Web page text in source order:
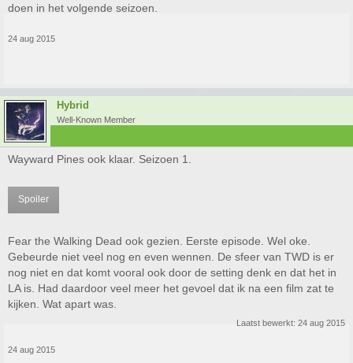
doen in het volgende seizoen.
24 aug 2015
Hybrid
Well-Known Member
Wayward Pines ook klaar. Seizoen 1.
Spoiler
Fear the Walking Dead ook gezien. Eerste episode. Wel oke.
Gebeurde niet veel nog en even wennen. De sfeer van TWD is er
nog niet en dat komt vooral ook door de setting denk en dat het in
LA is. Had daardoor veel meer het gevoel dat ik na een film zat te
kijken. Wat apart was.
Laatst bewerkt: 24 aug 2015
24 aug 2015